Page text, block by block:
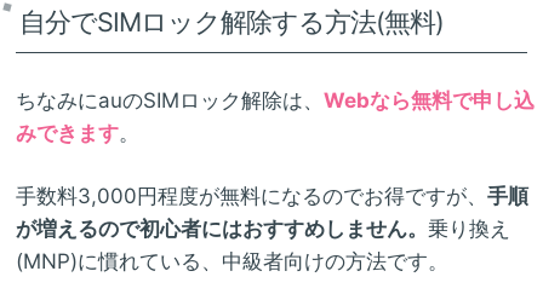
自分でSIMロック解除する方法(無料)
ちなみにauのSIMロック解除は、 Webなら無料で申し込
みできます。
手数料3,000円程度が無料になるのでお得ですが、 手順
が増えるので初心者にはおすすめしません。 乗り換え
(MNP)に慣れている、中級者向けの方法です。